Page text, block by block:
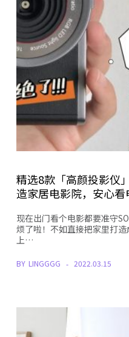
精选8款「高颜投影仪
造家居电影院，安心看
现在出门看个电影都要准守
烦了啦！不如直接把家里打
上…
BY LINGGGG 2022.03.15